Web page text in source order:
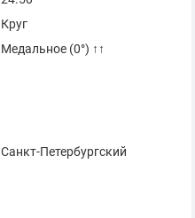
Круг
Медальное (0°) ↑↑
Санкт-Петербургский